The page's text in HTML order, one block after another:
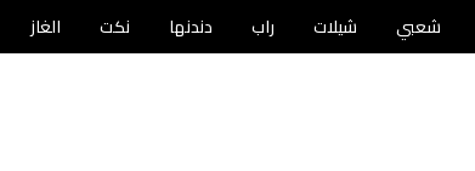
شعبي شيلات راب دندنها نكت الغاز